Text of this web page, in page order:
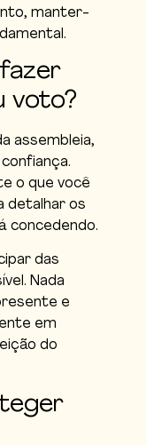
manter-
voto?
assembleia,
o que você
detalhar os
concedendo.
das
Nada
e
em
do